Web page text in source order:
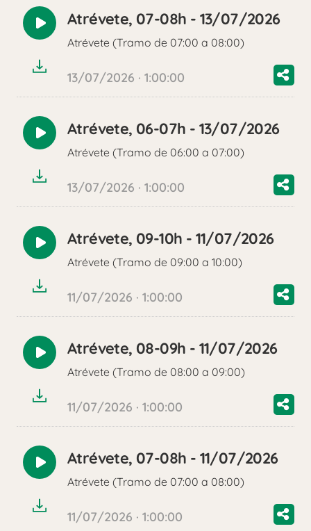
Reproducir
audio
Atrévete, 07-08h - 13/07/2026
Atrévete (Tramo de 07:00 a 08:00)
13/07/2026 · 1:00:00
Reproducir
audio
Atrévete, 06-07h - 13/07/2026
Atrévete (Tramo de 06:00 a 07:00)
13/07/2026 · 1:00:00
Reproducir
audio
Atrévete, 09-10h - 11/07/2026
Atrévete (Tramo de 09:00 a 10:00)
11/07/2026 · 1:00:00
Reproducir
audio
Atrévete, 08-09h - 11/07/2026
Atrévete (Tramo de 08:00 a 09:00)
11/07/2026 · 1:00:00
Reproducir
audio
Atrévete, 07-08h - 11/07/2026
Atrévete (Tramo de 07:00 a 08:00)
11/07/2026 · 1:00:00